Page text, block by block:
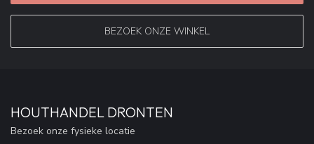
BEZOEK ONZE WINKEL
HOUTHANDEL DRONTEN
Bezoek onze fysieke locatie